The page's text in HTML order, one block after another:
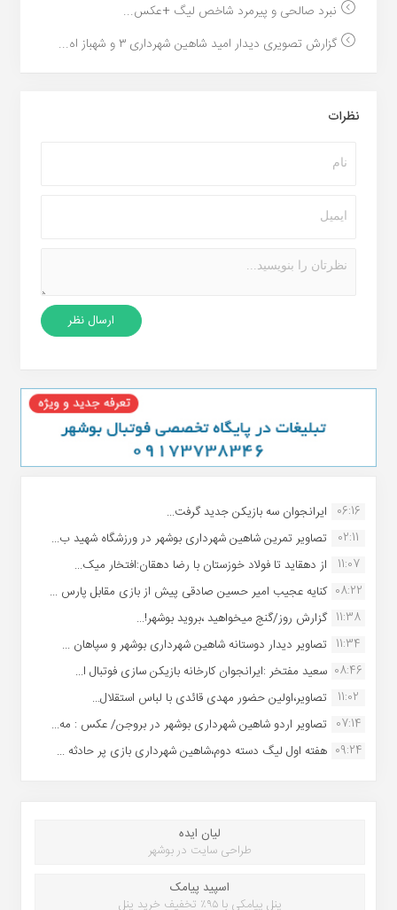
نبرد صالحی و پیرمرد شاخص لیگ +عکس...
گزارش تصویری دیدار امید شاهین شهرداری ۳ و شهباز اه...
نظرات
06:16 ایرانجوان سه بازیکن جدید گرفت...
02:11
تصاویر تمرین شاهین شهردارى بوشهر در ورزشگاه شهید ب...
11:07
از دهقاید تا فولاد خوزستان با رضا دهقان:افتخار میک...
08:22 کنایه عجیب امیر حسین صادقی پیش از بازی مقابل پارس ...
11:38 گزارش روز/گنج میخواهید ،بروید بوشهر!...
11:34 تصاویر دیدار دوستانه شاهین شهردارى بوشهر و سپاهان ...
08:46 سعید مفتخر :ایرانجوان کارخانه بازیکن سازی فوتبال ا...
11:02
تصاویر،اولین حضور مهدی قائدی با لباس استقلال...
07:14 تصاویر اردو شاهین شهرداری بوشهر در بروجن/ عکس : مه...
09:24 هفته اول لیگ دسته دوم،شاهین شهرداری بازی پر حادثه ...
لیان ایده
طراحی سایت در بوشهر
اسپید پیامک
پنل پیامکی با ۹۵٪ تخفیف خرید پنل